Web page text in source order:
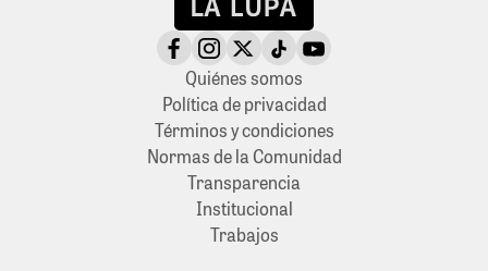
Quiénes somos
Política de privacidad
Términos y condiciones
Normas de la Comunidad
Transparencia
Institucional
Trabajos